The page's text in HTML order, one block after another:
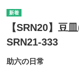
【SRN20】豆
SRN21-333
助六の日常